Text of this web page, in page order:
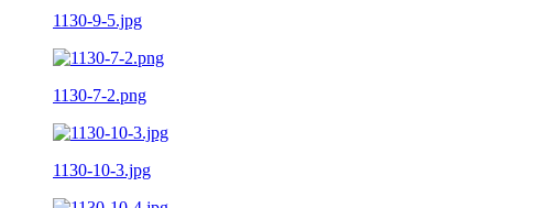
1130-9-5.jpg
1130-7-2.png
1130-10-3.jpg